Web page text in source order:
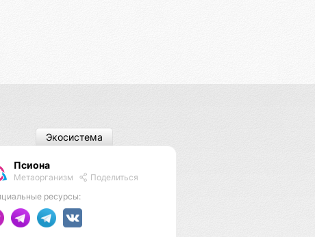
Псиона
Метаорганизм
Поделиться
ресурсы:
Экосистема